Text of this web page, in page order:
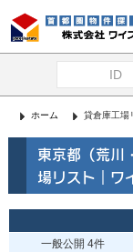
ホーム 貸倉庫工場
東京都（荒川
場リスト｜ワ
一般公開 4件